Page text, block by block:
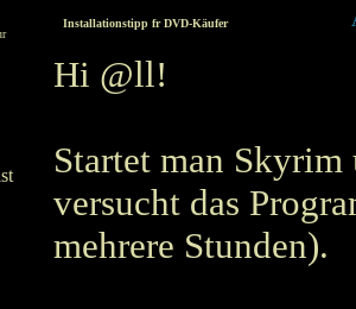
Installationstipp fr DVD-Käufer
Hi @ll!
Startet man
versucht das
mehrere Stunden).